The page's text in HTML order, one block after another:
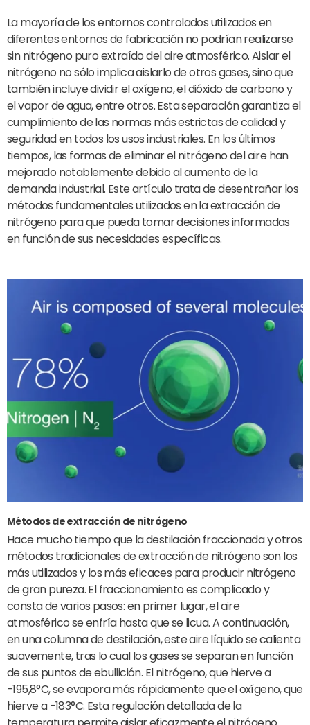
La mayoría de los entornos controlados utilizados en
diferentes entornos de fabricación no podrían realizarse
sin nitrógeno puro extraído del aire atmosférico. Aislar el
nitrógeno no sólo implica aislarlo de otros gases, sino que
también incluye dividir el oxígeno, el dióxido de carbono y
el vapor de agua, entre otros. Esta separación garantiza el
cumplimiento de las normas más estrictas de calidad y
seguridad en todos los usos industriales. En los últimos
tiempos, las formas de eliminar el nitrógeno del aire han
mejorado notablemente debido al aumento de la
demanda industrial. Este artículo trata de desentrañar los
métodos fundamentales utilizados en la extracción de
nitrógeno para que pueda tomar decisiones informadas
en función de sus necesidades específicas.
Métodos de extracción de nitrógeno
Hace mucho tiempo que la destilación fraccionada y otros
métodos tradicionales de extracción de nitrógeno son los
más utilizados y los más eficaces para producir nitrógeno
de gran pureza. El fraccionamiento es complicado y
consta de varios pasos: en primer lugar, el aire
atmosférico se enfría hasta que se licua. A continuación,
en una columna de destilación, este aire líquido se calienta
suavemente, tras lo cual los gases se separan en función
de sus puntos de ebullición. El nitrógeno, que hierve a
-195,8°C, se evapora más rápidamente que el oxígeno, que
hierve a -183°C. Esta regulación detallada de la